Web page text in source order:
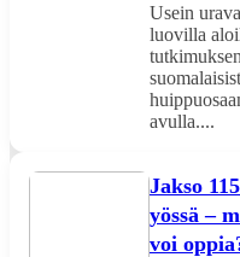
Usein
luovilla
avulla....
Jakso
yössä –
voi